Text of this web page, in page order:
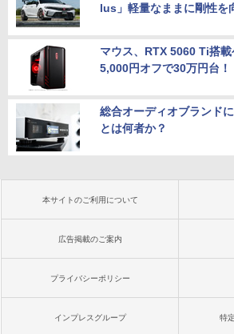
lus」軽量なままに剛性を
マウス、RTX 5060 Ti搭
5,000円オフで30万円台！
総合オーディオブランド
とは何者か？
本サイトのご利用について
広告掲載のご案内
プライバシーポリシー
インプレスグループ 特